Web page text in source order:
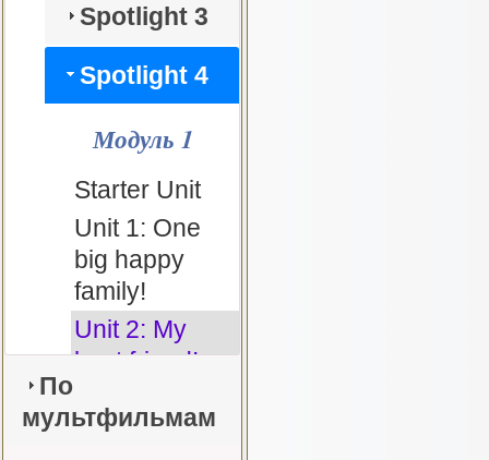
Spotlight 3
Spotlight 4
Модуль 1
Starter Unit
Unit 1: One
big happy
family!
Unit 2: My
best friend!
Модуль 2
По
мультфильмам